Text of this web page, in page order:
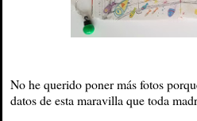
No he querido poner más fotos
datos de esta maravilla que toda